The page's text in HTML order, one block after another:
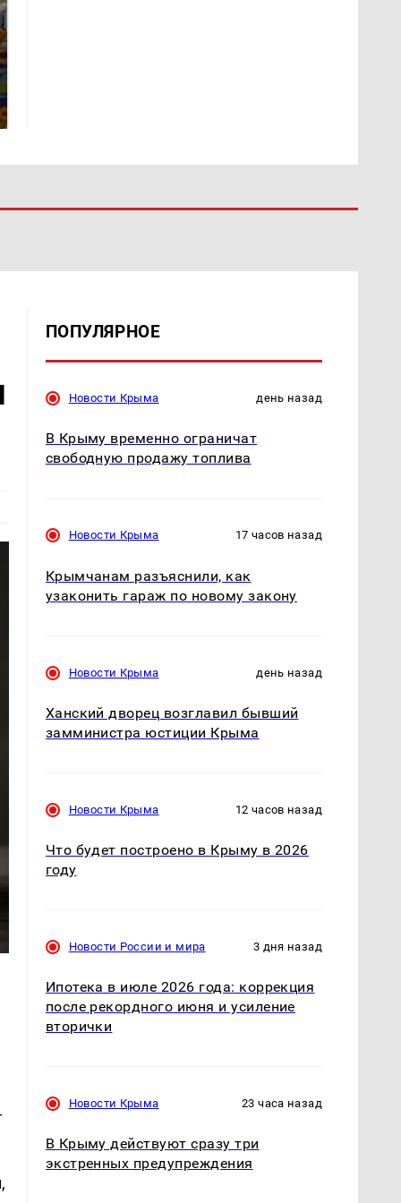
ПОПУЛЯРНОЕ
Новости Крыма день назад
В Крыму временно ограничат
свободную продажу топлива
Новости Крыма 17 часов назад
Крымчанам разъяснили, как
узаконить гараж по новому закону
Новости Крыма день назад
Ханский дворец возглавил бывший
замминистра юстиции Крыма
Новости Крыма 12 часов назад
Что будет построено в Крыму в 2026
году
Новости России и мира 3 дня назад
Ипотека в июле 2026 года: коррекция
после рекордного июня и усиление
вторички
Новости Крыма 23 часа назад
В Крыму действуют сразу три
экстренных предупреждения